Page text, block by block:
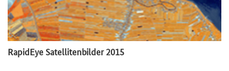
RapidEye Satellitenbilder 2015